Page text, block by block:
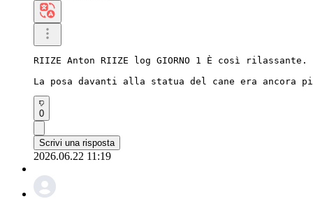
RIIZE Anton RIIZE log GIORNO 1 È così rilassante.
La posa davanti alla statua del cane era ancora
0
Scrivi una risposta
2026.06.22 11:19